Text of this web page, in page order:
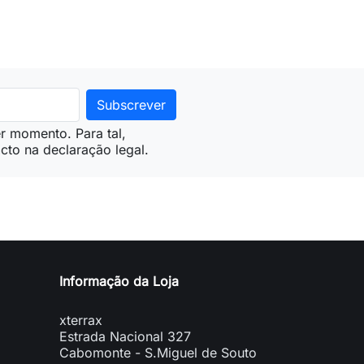
momento. Para tal,
na declaração legal.
Informação da Loja
xterrax
Estrada Nacional 327
Cabomonte - S.Miguel de Souto